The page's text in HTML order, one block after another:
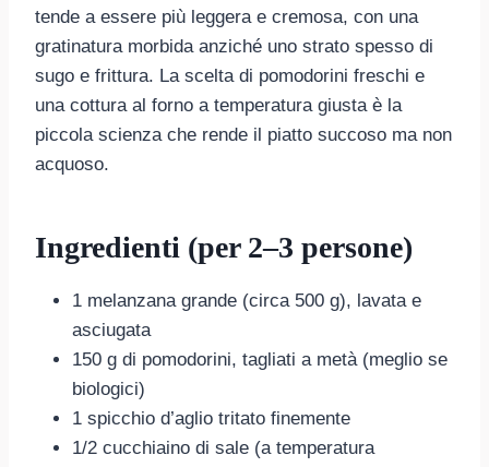
tende a essere più leggera e cremosa, con una
gratinatura morbida anziché uno strato spesso di
sugo e frittura. La scelta di pomodorini freschi e
una cottura al forno a temperatura giusta è la
piccola scienza che rende il piatto succoso ma non
acquoso.
Ingredienti (per 2–3 persone)
1 melanzana grande (circa 500 g), lavata e
asciugata
150 g di pomodorini, tagliati a metà (meglio se
biologici)
1 spicchio d’aglio tritato finemente
1/2 cucchiaino di sale (a temperatura